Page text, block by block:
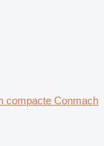
compacte Conmach